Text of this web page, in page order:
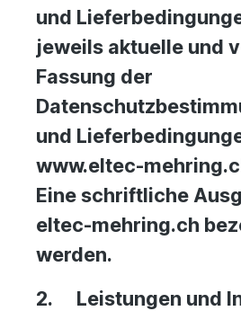
und
jeweils aktuelle und
Fassung der
und
www.eltec-
Eine schriftliche
eltec-mehring.ch
werden.
2.
Leistungen und